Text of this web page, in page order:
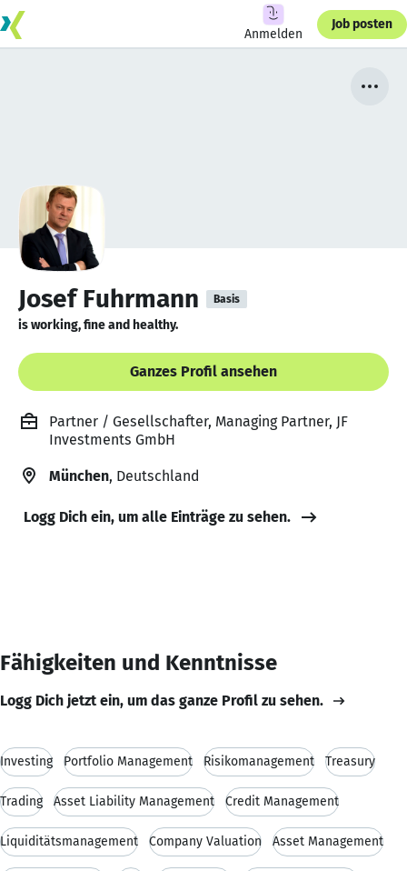
Anmelden
Job posten
Josef Fuhrmann Basis
is working, fine and healthy.
Ganzes Profil ansehen
Partner / Gesellschafter, Managing Partner, JF
Investments GmbH
München, Deutschland
Logg Dich ein, um alle Einträge zu sehen.
Fähigkeiten und Kenntnisse
Logg Dich jetzt ein, um das ganze Profil zu sehen.
Investing Portfolio Management Risikomanagement Treasury
Trading Asset Liability Management Credit Management
Liquiditätsmanagement Company Valuation Asset Management